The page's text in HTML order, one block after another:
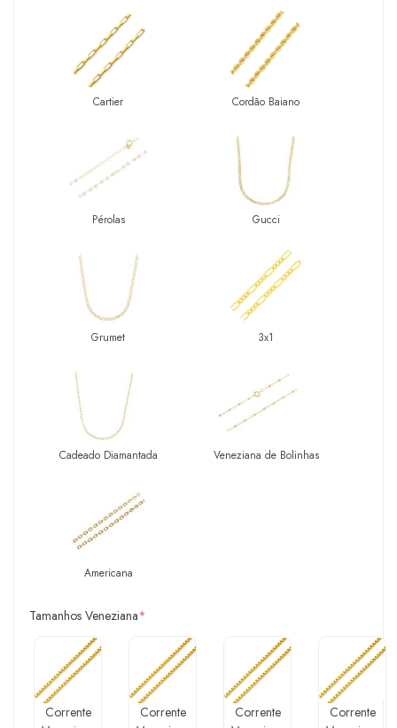
Cartier Cordão Baiano
Pérolas Gucci
Grumet 3x1
Cadeado Diamantada Veneziana de Bolinhas
Americana
Tamanhos Veneziana*
Corrente
Corrente
Corrente
Corrente